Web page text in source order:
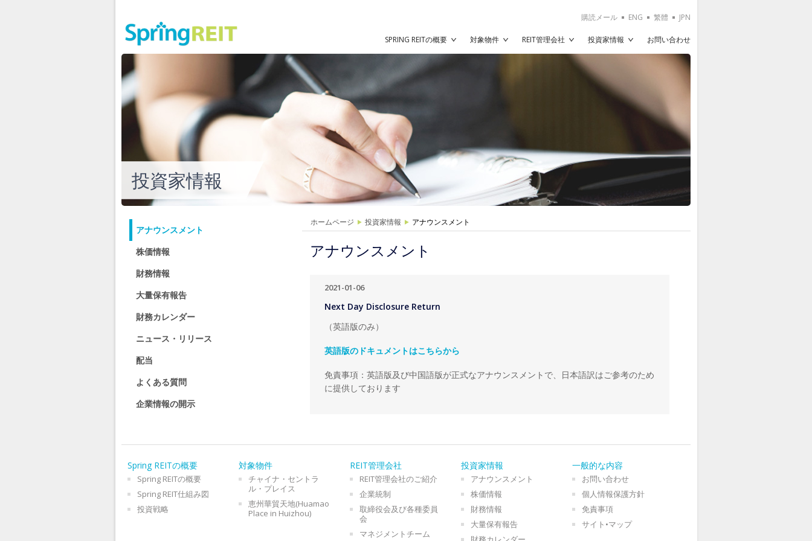
SPRING REITの概要 対象物件 REIT管理会社 投資家情報 お問い合わせ
購読メール ENG 繁體 JPN
投資家情報
アナウンスメント
株価情報
財務情報
大量保有報告
財務カレンダー
ニュース・リリース
配当
よくある質問
企業情報の開示
ホームページ 投資家情報 アナウンスメント
アナウンスメント
2021-01-06
Next Day Disclosure Return
（英語版のみ）
英語版のドキュメントはこちらから
免責事項：英語版及び中国語版が正式なアナウンスメントで、日本語訳はご参考のため
に提供しております
Spring REITの概要
Spring REITの概要
Spring REIT仕組み図
投資戦略
対象物件
チャイナ・セントラ
ル・プレイス
恵州華貿天地(Huamao
Place in Huizhou)
REIT管理会社
REIT管理会社のご紹介
企業統制
取締役会及び各種委員
会
マネジメントチーム
投資家情報
アナウンスメント
株価情報
財務情報
大量保有報告
一般的な内容
お問い合わせ
個人情報保護方針
免責事項
サイト•マップ